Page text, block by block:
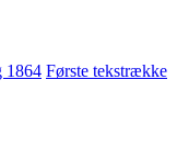
1864 Første tekstrække